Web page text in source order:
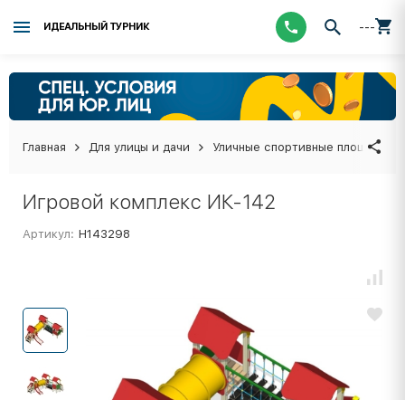
ИДЕАЛЬНЫЙ ТУРНИК ---
Главная Для улицы и дачи Уличные спортивные площадки
Игровой комплекс ИК-142
Артикул: Н143298